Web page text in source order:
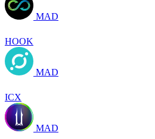
MAD
HOOK
MAD
ICX
MAD